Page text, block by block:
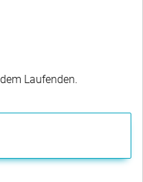
Laufenden.